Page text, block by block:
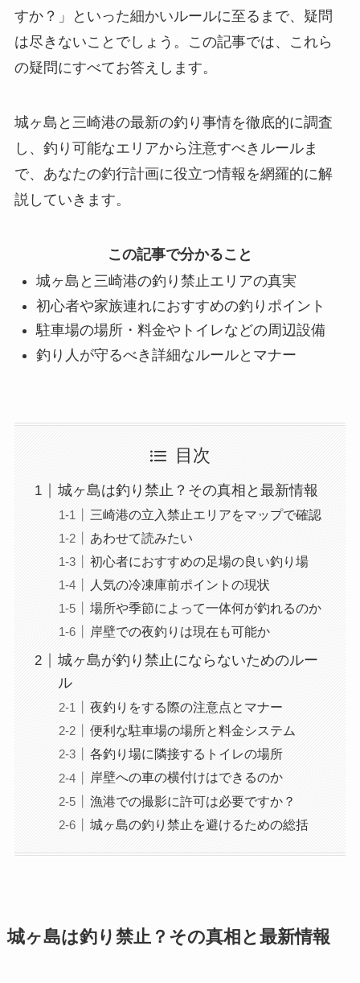
すか？」といった細かいルールに至るまで、疑問
は尽きないことでしょう。この記事では、これら
の疑問にすべてお答えします。
城ヶ島と三崎港の最新の釣り事情を徹底的に調査
し、釣り可能なエリアから注意すべきルールま
で、あなたの釣行計画に役立つ情報を網羅的に解
説していきます。
この記事で分かること
城ヶ島と三崎港の釣り禁止エリアの真実
初心者や家族連れにおすすめの釣りポイント
駐車場の場所・料金やトイレなどの周辺設備
釣り人が守るべき詳細なルールとマナー
目次
城ヶ島は釣り禁止？その真相と最新情報
三崎港の立入禁止エリアをマップで確認
あわせて読みたい
初心者におすすめの足場の良い釣り場
人気の冷凍庫前ポイントの現状
場所や季節によって一体何が釣れるのか
岸壁での夜釣りは現在も可能か
城ヶ島が釣り禁止にならないためのルー
ル
夜釣りをする際の注意点とマナー
便利な駐車場の場所と料金システム
各釣り場に隣接するトイレの場所
岸壁への車の横付けはできるのか
漁港での撮影に許可は必要ですか？
城ヶ島の釣り禁止を避けるための総括
城ヶ島は釣り禁止？その真相と最新情報